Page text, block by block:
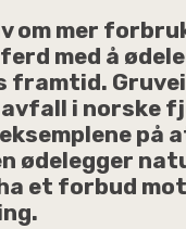
om mer
med å
framtid.
avfall i norske
på
ødelegger
et forbud mot